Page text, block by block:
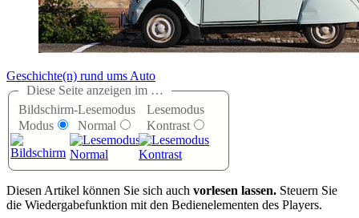
Geschichte(n) rund ums Auto
Diese Seite anzeigen im …
Bildschirm-
Modus
Lesemodus
Normal
Lesemodus
Kontrast
Diesen Artikel können Sie sich auch vorlesen lassen. Steuern Sie
die Wiedergabefunktion mit den Bedienelementen des Players.